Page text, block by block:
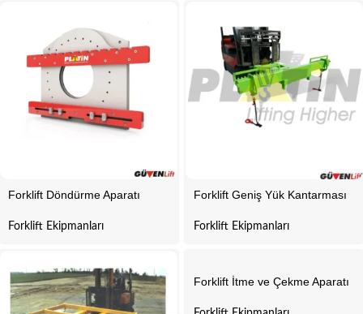
Forklift Döndürme Aparatı
Forklift Ekipmanları
Forklift Geniş Yük Kantarması
Forklift Ekipmanları
Forklift İtme ve Çekme Aparatı